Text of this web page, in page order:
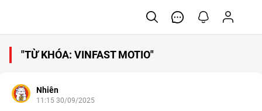
"TỪ KHÓA: VINFAST MOTIO"
Nhiên
11:15 30/09/2025